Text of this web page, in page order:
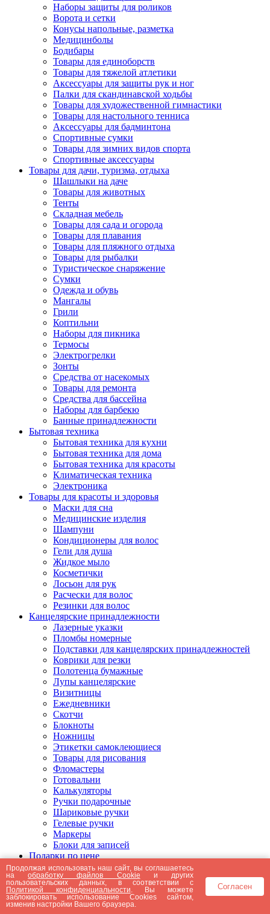
Наборы защиты для роликов
Ворота и сетки
Конусы напольные, разметка
Медицинболы
Бодибары
Товары для единоборств
Товары для тяжелой атлетики
Аксессуары для защиты рук и ног
Палки для скандинавской ходьбы
Товары для художественной гимнастики
Товары для настольного тенниса
Аксессуары для бадминтона
Спортивные сумки
Товары для зимних видов спорта
Спортивные аксессуары
Товары для дачи, туризма, отдыха
Шашлыки на даче
Товары для животных
Тенты
Складная мебель
Товары для сада и огорода
Товары для плавания
Товары для пляжного отдыха
Товары для рыбалки
Туристическое снаряжение
Сумки
Одежда и обувь
Мангалы
Грили
Коптильни
Наборы для пикника
Термосы
Электрогрелки
Зонты
Средства от насекомых
Товары для ремонта
Средства для бассейна
Наборы для барбекю
Банные принадлежности
Бытовая техника
Бытовая техника для кухни
Бытовая техника для дома
Бытовая техника для красоты
Климатическая техника
Электроника
Товары для красоты и здоровья
Маски для сна
Медицинские изделия
Шампуни
Кондиционеры для волос
Гели для душа
Жидкое мыло
Косметички
Лосьон для рук
Расчески для волос
Резинки для волос
Канцелярские принадлежности
Лазерные указки
Пломбы номерные
Подставки для канцелярских принадлежностей
Коврики для резки
Полотенца бумажные
Лупы канцелярские
Визитницы
Ежедневники
Скотчи
Блокноты
Ножницы
Этикетки самоклеющиеся
Товары для рисования
Фломастеры
Готовальни
Калькуляторы
Ручки подарочные
Шариковые ручки
Гелевые ручки
Маркеры
Блоки для записей
Подарки по цене
Подарки от 5000 рублей
Подарки до 5000 рублей
Подарки до 3000 рублей
Подарки до 2000 рублей
Подарки до 1000 рублей
Продолжая использовать наш сайт, вы соглашаетесь
наобработку файлов Cookie и других
пользовательских данных, в соответствии с
Политикой конфиденциальности . Вы можете
заблокировать использование Cookies сайтом,
изменив настройки Вашего браузера.
Согласен